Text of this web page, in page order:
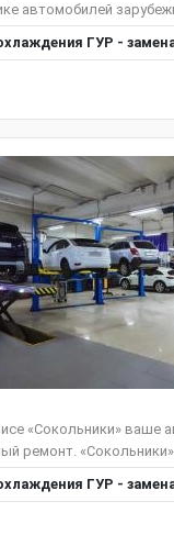
автомобилей
ГУР -
«Сокольники» ваше
ремонт.
ГУР -